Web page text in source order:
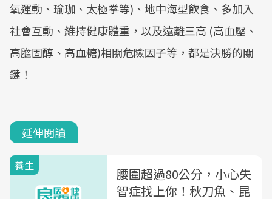
氧運動、瑜珈、太極拳等)、地中海型飲食、多加入
社會互動、維持健康體重，以及遠離三高 (高血壓、
高膽固醇、高血糖)相關危險因子等，都是決勝的關
鍵！
延伸閱讀
養生
腰圍超過80公分，小心失
智症找上你！秋刀魚、昆